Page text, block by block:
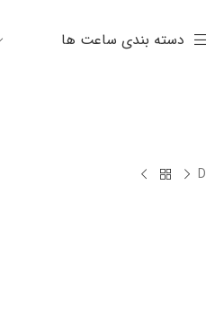
دسته بندی ساعت ها